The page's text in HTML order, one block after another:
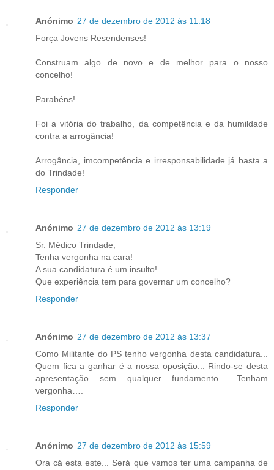
Anónimo 27 de dezembro de 2012 às 11:18
Força Jovens Resendenses!
Construam algo de novo e de melhor para o nosso
concelho!
Parabéns!
Foi a vitória do trabalho, da competência e da humildade
contra a arrogância!
Arrogância, imcompetência e irresponsabilidade já basta a
do Trindade!
Responder
Anónimo 27 de dezembro de 2012 às 13:19
Sr. Médico Trindade,
Tenha vergonha na cara!
A sua candidatura é um insulto!
Que experiência tem para governar um concelho?
Responder
Anónimo 27 de dezembro de 2012 às 13:37
Como Militante do PS tenho vergonha desta candidatura...
Quem fica a ganhar é a nossa oposição... Rindo-se desta
apresentação sem qualquer fundamento... Tenham
vergonha….
Responder
Anónimo 27 de dezembro de 2012 às 15:59
Ora cá esta este... Será que vamos ter uma campanha de